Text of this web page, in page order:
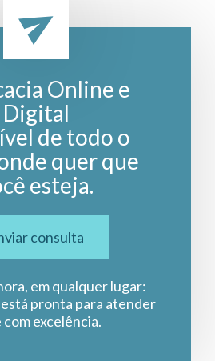
Online e
Digital
de todo o
quer que
esteja.
consulta
em qualquer lugar:
pronta para atender
com excelência.